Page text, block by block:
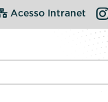
Acesso Intranet